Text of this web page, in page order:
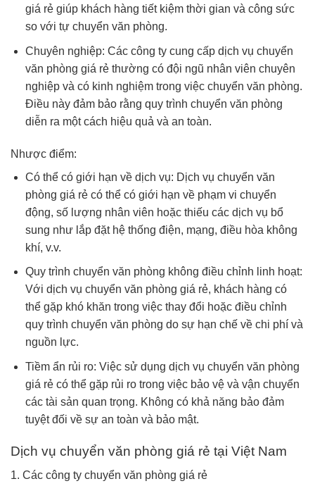
giá rẻ giúp khách hàng tiết kiệm thời gian và công sức
so với tự chuyển văn phòng.
Chuyên nghiệp: Các công ty cung cấp dịch vụ chuyển
văn phòng giá rẻ thường có đội ngũ nhân viên chuyên
nghiệp và có kinh nghiệm trong việc chuyển văn phòng.
Điều này đảm bảo rằng quy trình chuyển văn phòng
diễn ra một cách hiệu quả và an toàn.
Nhược điểm:
Có thể có giới hạn về dịch vụ: Dịch vụ chuyển văn
phòng giá rẻ có thể có giới hạn về phạm vi chuyển
động, số lượng nhân viên hoặc thiếu các dịch vụ bổ
sung như lắp đặt hệ thống điện, mạng, điều hòa không
khí, v.v.
Quy trình chuyển văn phòng không điều chỉnh linh hoạt:
Với dịch vụ chuyển văn phòng giá rẻ, khách hàng có
thể gặp khó khăn trong việc thay đổi hoặc điều chỉnh
quy trình chuyển văn phòng do sự hạn chế về chi phí và
nguồn lực.
Tiềm ẩn rủi ro: Việc sử dụng dịch vụ chuyển văn phòng
giá rẻ có thể gặp rủi ro trong việc bảo vệ và vận chuyển
các tài sản quan trọng. Không có khả năng bảo đảm
tuyệt đối về sự an toàn và bảo mật.
Dịch vụ chuyển văn phòng giá rẻ tại Việt Nam
1. Các công ty chuyển văn phòng giá rẻ